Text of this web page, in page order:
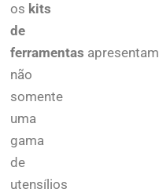
os kits
de
ferramentas apresentam
não
somente
uma
gama
de
utensílios